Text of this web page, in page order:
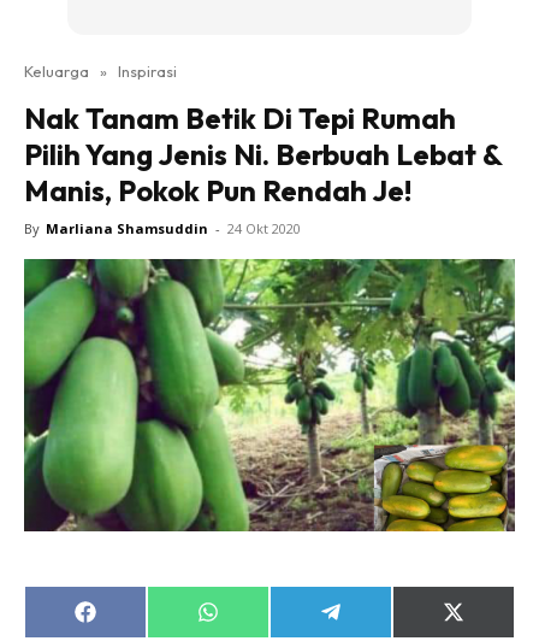
Keluarga » Inspirasi
Nak Tanam Betik Di Tepi Rumah
Pilih Yang Jenis Ni. Berbuah Lebat &
Manis, Pokok Pun Rendah Je!
By Marliana Shamsuddin - 24 Okt 2020
Share
Share
Share
Share